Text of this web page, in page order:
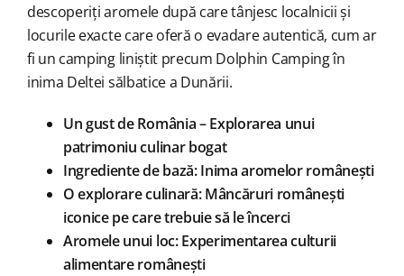
descoperiți aromele după care tânjesc localnicii și
locurile exacte care oferă o evadare autentică, cum ar
fi un camping liniștit precum Dolphin Camping în
inima Deltei sălbatice a Dunării.
Un gust de România – Explorarea unui
patrimoniu culinar bogat
Ingrediente de bază: Inima aromelor românești
O explorare culinară: Mâncăruri românești
iconice pe care trebuie să le încerci
Aromele unui loc: Experimentarea culturii
alimentare românești